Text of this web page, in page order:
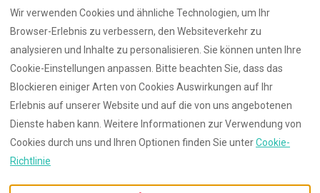
Städte : San Vito dei Normanni, Ostuni („Weiße Stadt“)
und Alberobello (UNESCO-Weltkulturerbe)
Aktivitäten: Radfahren und Wandern durch
jahrhundertealte Olivenbäume
Deutsch +393249297115
Contrada Usciglio, San Vito
©2026HaciendaPepeAlle
Wir verwenden Cookies und ähnliche Technologien, um Ihr
Browser-Erlebnis zu verbessern, den Websiteverkehr zu
analysieren und Inhalte zu personalisieren. Sie können unten Ihre
Cookie-Einstellungen anpassen. Bitte beachten Sie, dass das
Blockieren einiger Arten von Cookies Auswirkungen auf Ihr
Erlebnis auf unserer Website und auf die von uns angebotenen
Dienste haben kann. Weitere Informationen zur Verwendung von
Cookies durch uns und Ihren Optionen finden Sie unterCookie-
Richtlinie